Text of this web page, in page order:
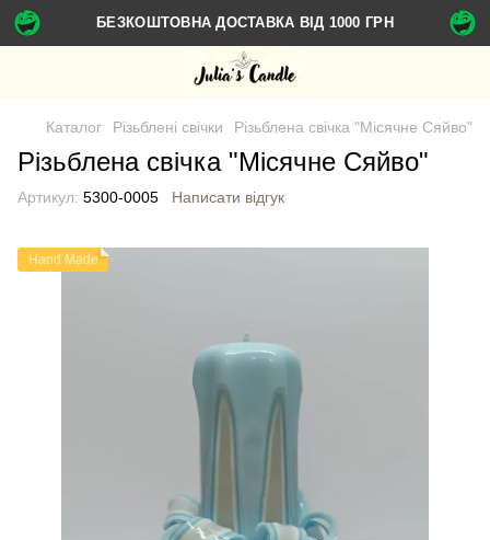
БЕЗКОШТОВНА ДОСТАВКА ВІД 1000 ГРН
Каталог Різьблені свічки Різьблена свічка "Місячне Сяйво"
Різьблена свічка "Місячне Сяйво"
Артикул: 5300-0005 Написати відгук
Hand Made